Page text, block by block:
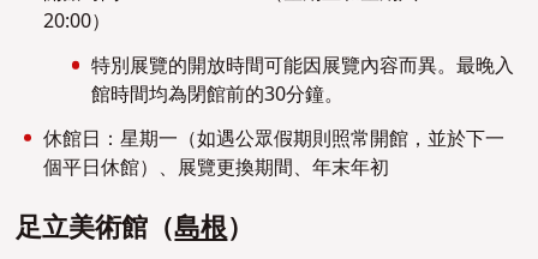
20:00）
特別展覽的開放時間可能因展覽內容而異。最晚入
館時間均為閉館前的30分鐘。
休館日：星期一（如遇公眾假期則照常開館，並於下一
個平日休館）、展覽更換期間、年末年初
足立美術館（島根）